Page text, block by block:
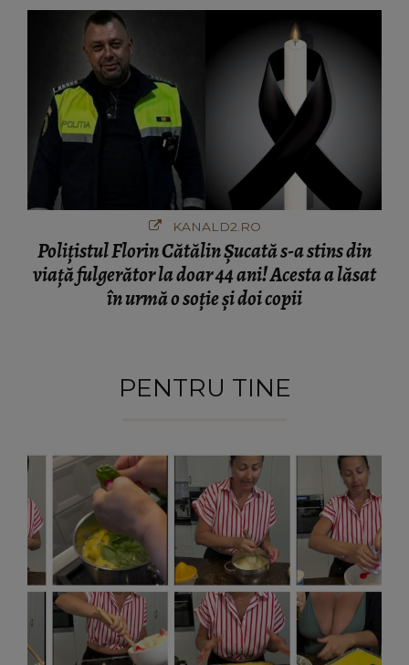
KANALD2.RO
Polițistul Florin Cătălin Șucată s-a stins din
viață fulgerător la doar 44 ani! Acesta a lăsat
în urmă o soție și doi copii
PENTRU TINE